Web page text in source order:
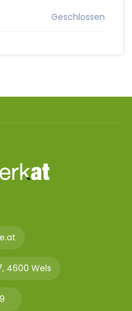
Geschlossen
4600 Wels